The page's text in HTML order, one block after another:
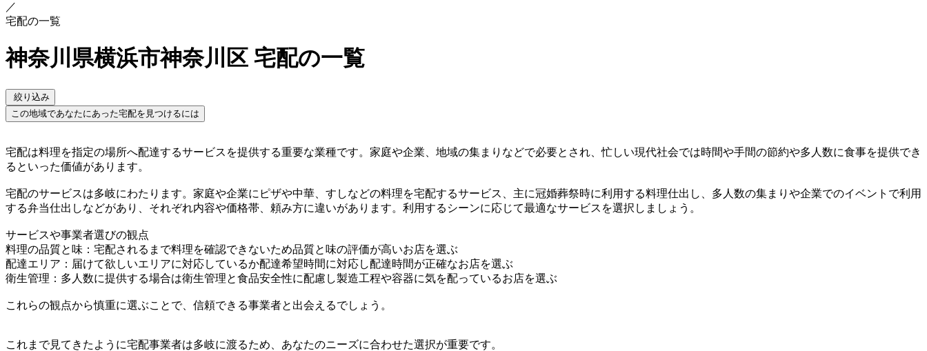
／
宅配の一覧
神奈川県横浜市神奈川区 宅配の一覧
絞り込み
この地域であなたにあった宅配を見つけるには
宅配は料理を指定の場所へ配達するサービスを提供する重要な業種です。家庭や企業、地域の集まりなどで必要とされ、忙しい現代社会では時間や手間の節約や多人数に食事を提供でき
るといった価値があります。
宅配のサービスは多岐にわたります。家庭や企業にピザや中華、すしなどの料理を宅配するサービス、主に冠婚葬祭時に利用する料理仕出し、多人数の集まりや企業でのイベントで利用
する弁当仕出しなどがあり、それぞれ内容や価格帯、頼み方に違いがあります。利用するシーンに応じて最適なサービスを選択しましょう。
サービスや事業者選びの観点
料理の品質と味：宅配されるまで料理を確認できないため品質と味の評価が高いお店を選ぶ
配達エリア：届けて欲しいエリアに対応しているか配達希望時間に対応し配達時間が正確なお店を選ぶ
衛生管理：多人数に提供する場合は衛生管理と食品安全性に配慮し製造工程や容器に気を配っているお店を選ぶ
これらの観点から慎重に選ぶことで、信頼できる事業者と出会えるでしょう。
これまで見てきたように宅配事業者は多岐に渡るため、あなたのニーズに合わせた選択が重要です。